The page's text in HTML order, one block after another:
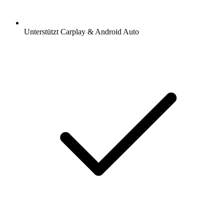
Unterstützt Carplay & Android Auto